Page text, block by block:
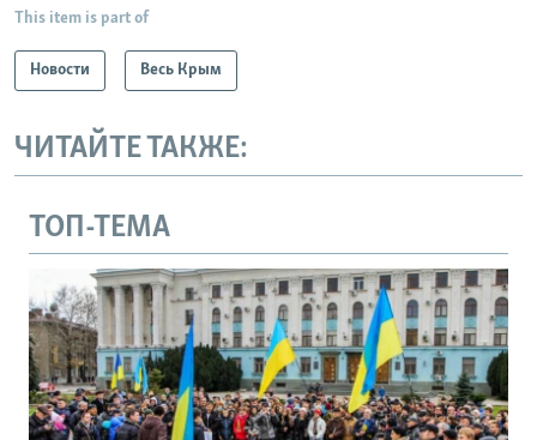
This item is part of
Новости Весь Крым
ЧИТАЙТЕ ТАКЖЕ:
ТОП-ТЕМА